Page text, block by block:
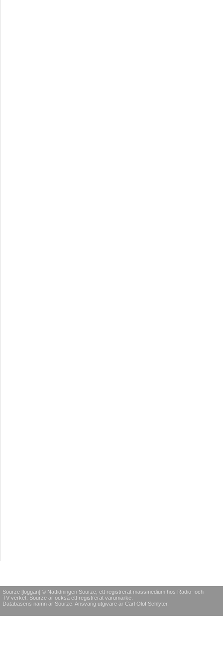
Sourze [loggan] © Nättidningen Sourze, ett registrerat massmedium hos Radio- och
TV-verket. Sourze är också ett registrerat varumärke.
Databasens namn är Sourze. Ansvarig utgivare är Carl Olof Schlyter.